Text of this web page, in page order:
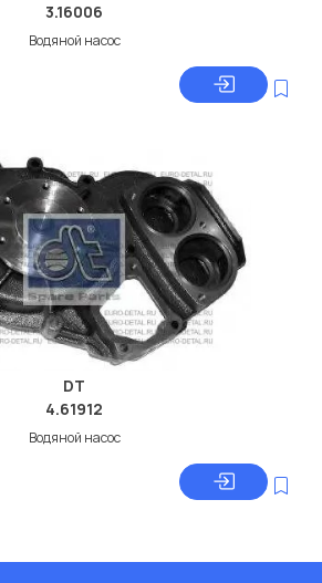
3.16006
Водяной насос
DT
4.61912
Водяной насос